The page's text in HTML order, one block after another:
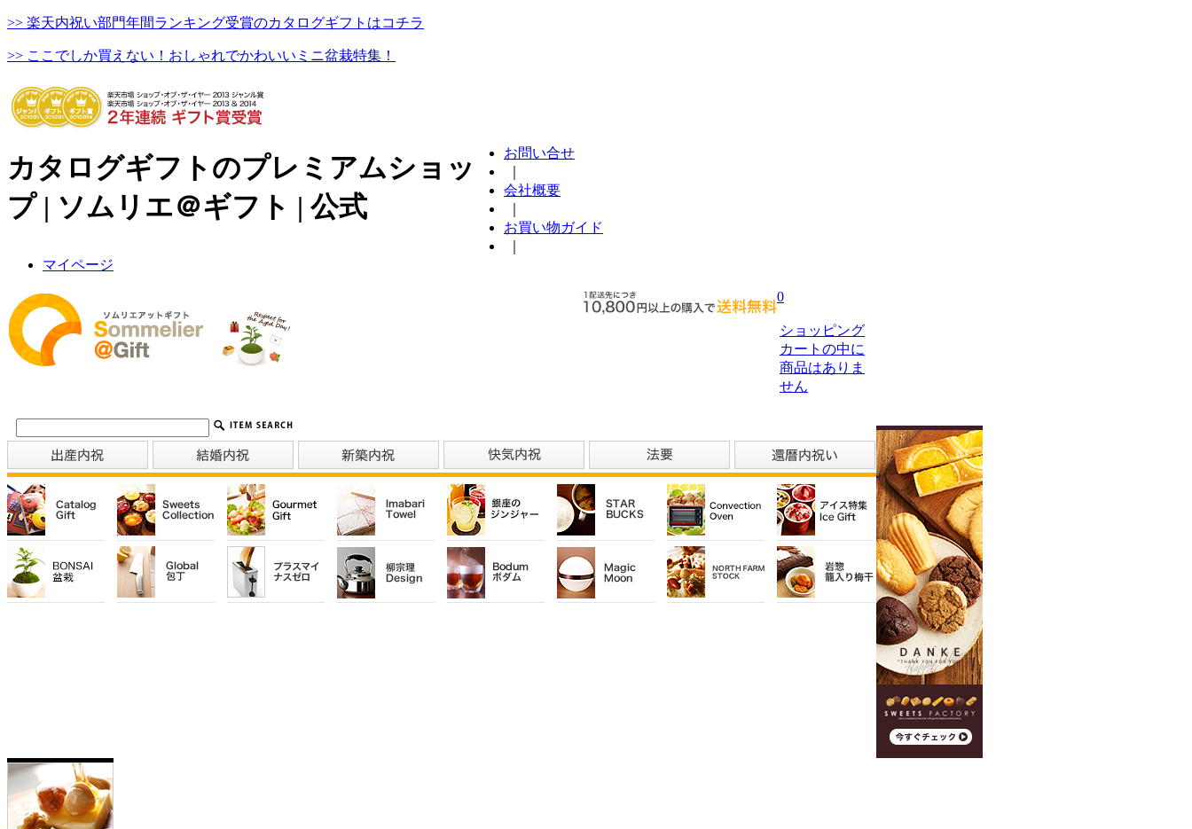
>> 楽天内祝い部門年間ランキング受賞のカタログギフトはコチラ
>> ここでしか買えない！おしゃれでかわいいミニ盆栽特集！
カタログギフトのプレミアムショッ
プ | ソムリエ＠ギフト | 公式
お問い合せ
会社概要
お買い物ガイド
マイページ
0
ショッピング
カートの中に
商品はありま
せん